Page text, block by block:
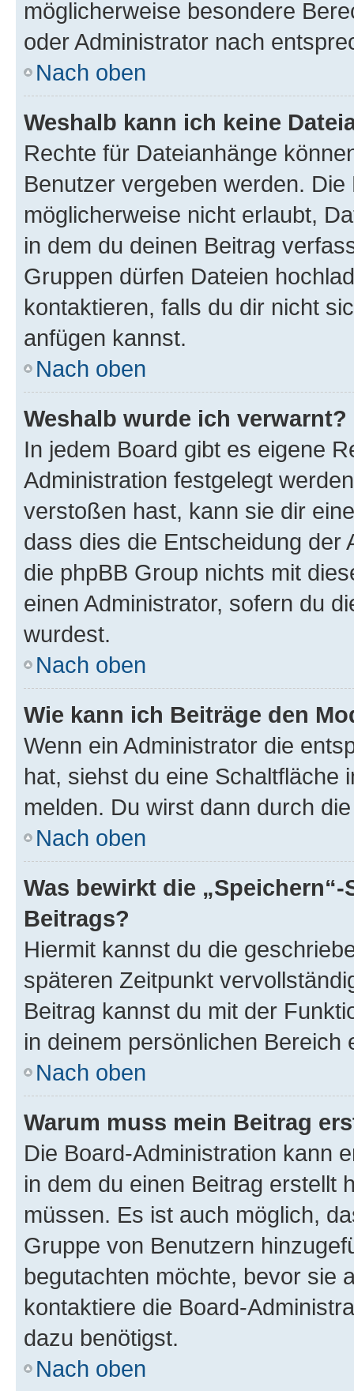
möglicherweise besondere
oder Administrator nach
Nach oben
Weshalb kann ich keine
Rechte für Dateianhänge
Benutzer vergeben werden.
möglicherweise nicht erlaubt,
in dem du deinen Beitrag
Gruppen dürfen Dateien
kontaktieren, falls du dir nicht
anfügen kannst.
Nach oben
Weshalb wurde ich verwarnt?
In jedem Board gibt es eigene
Administration festgelegt
verstoßen hast, kann sie dir
dass dies die Entscheidung der
die phpBB Group nichts mit
einen Administrator, sofern du
wurdest.
Nach oben
Wie kann ich Beiträge den
Wenn ein Administrator die
hat, siehst du eine Schaltfläche
melden. Du wirst dann durch
Nach oben
Was bewirkt die
Beitrags?
Hiermit kannst du die
späteren Zeitpunkt
Beitrag kannst du mit der
in deinem persönlichen Bereich
Nach oben
Warum muss mein Beitrag
Die Board-Administration kann
in dem du einen Beitrag erstellt
müssen. Es ist auch möglich,
Gruppe von Benutzern
begutachten möchte, bevor sie
kontaktiere die Board-
dazu benötigst.
Nach oben